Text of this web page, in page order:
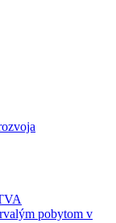
pobytom v